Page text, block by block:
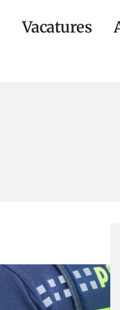
Vacatures